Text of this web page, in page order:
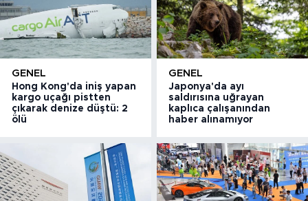
GENEL
Hong Kong'da iniş yapan
kargo uçağı pistten
çıkarak denize düştü: 2
ölü
GENEL
Japonya'da ayı
saldırısına uğrayan
kaplıca çalışanından
haber alınamıyor